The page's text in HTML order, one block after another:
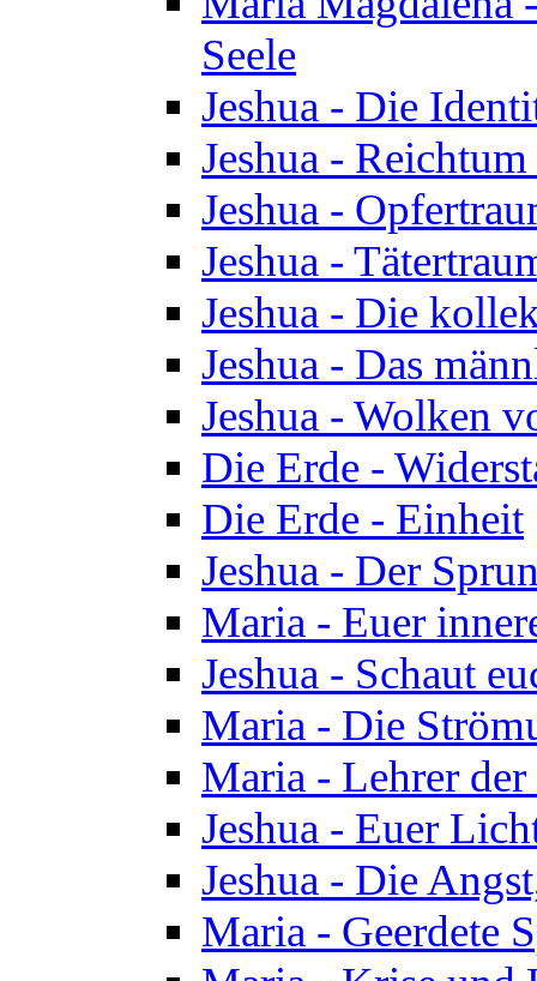
Seele
Jeshua - Die
Jeshua -
Jeshua -
Jeshua -
Jeshua - Die
Jeshua - Das
Jeshua - Wolken
Die Erde -
Die Erde - Einheit
Jeshua - Der
Maria - Euer
Jeshua - Schaut
Maria - Die
Maria - Lehrer
Jeshua - Euer
Jeshua - Die
Maria - Geerdete